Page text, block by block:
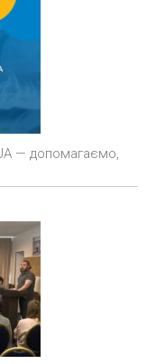
— допомагаємо,